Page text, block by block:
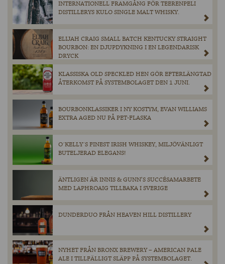
INTERNATIONELL FRAMGÅNG FÖR TEERENPELI
DISTILLERYS KULO SINGLE MALT WHISKY.
ELIJAH CRAIG SMALL BATCH KENTUCKY STRAIGHT
BOURBON: EN DJUPDYKNING I EN LEGENDARISK
DRYCK
KLASSISKA OLD SPECKLED HEN GÖR EFTERLÄNGTAD
ÅTERKOMST PÅ SYSTEMBOLAGET DEN 1 JUNI.
BOURBONKLASSIKER I NY KOSTYM, EVAN WILLIAMS
EXTRA AGED NU PÅ PET-FLASKA
O´KELLY´S FINEST IRISH WHISKEY, MILJÖVÄNLIGT
BUTELJERAD ELEGANS!
ÄNTLIGEN ÄR INNIS & GUNN’S SUCCÉSAMARBETE
MED LAPHROAIG TILLBAKA I SVERIGE
DUNDERDUO FRÅN HEAVEN HILL DISTILLERY
NYHET FRÅN BRONX BREWERY – AMERICAN PALE
ALE I TILLFÄLLIGT SLÄPP PÅ SYSTEMBOLAGET.